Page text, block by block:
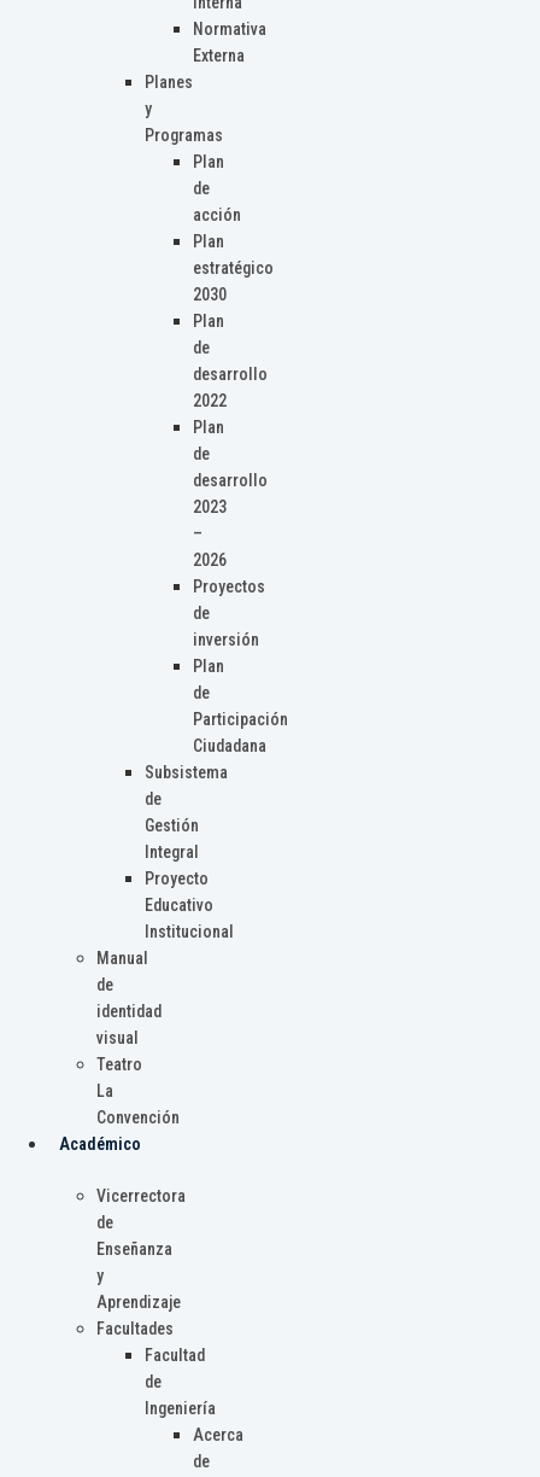
Normativa
Externa
Planes
y
Programas
Plan
de
acción
Plan
estratégico
2030
Plan
de
desarrollo
2022
Plan
de
desarrollo
2023
–
2026
Proyectos
de
inversión
Plan
de
Participación
Ciudadana
Subsistema
de
Gestión
Integral
Proyecto
Educativo
Institucional
Manual
de
identidad
visual
Teatro
La
Convención
Académico
Vicerrectora
de
Enseñanza
y
Aprendizaje
Facultades
Facultad
de
Ingeniería
Acerca
de